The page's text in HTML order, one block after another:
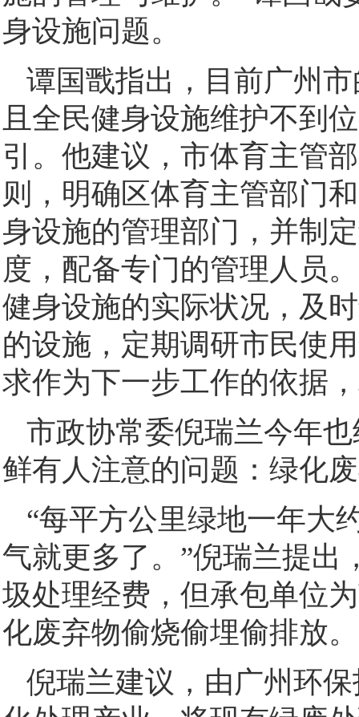
身设施问题。
谭国戬指出，目前广州
且全民健身设施维护不到
引。他建议，市体育主管
则，明确区体育主管部门
身设施的管理部门，并制
度，配备专门的管理人员
健身设施的实际状况，及
的设施，定期调研市民使
求作为下一步工作的依据
市政协常委倪瑞兰今年
鲜有人注意的问题：绿化
“每平方公里绿地一年大
气就更多了。”倪瑞兰提出
圾处理经费，但承包单位
化废弃物偷烧偷埋偷排放。
倪瑞兰建议，由广州环